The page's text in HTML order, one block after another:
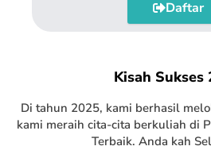
Daftar
Kisah Sukses
Di tahun 2025, kami berhasil
kami meraih cita-cita berkuliah di
Terbaik. Anda kah